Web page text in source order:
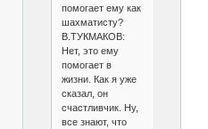
помогает ему как
шахматисту?
В.ТУКМАКОВ:
Нет, это ему
помогает в
жизни. Как я уже
сказал, он
счастливчик. Ну,
все знают, что